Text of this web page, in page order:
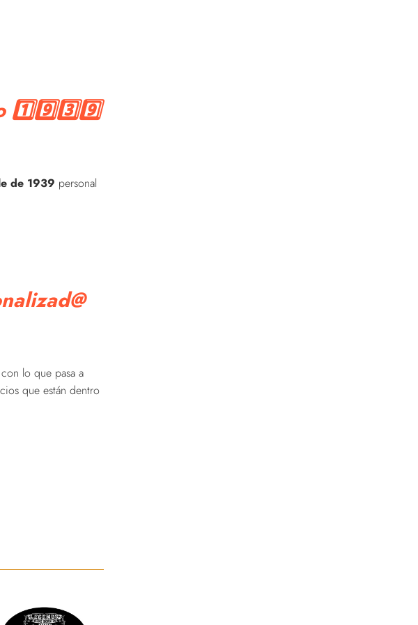
de 1939 personal
lo que pasa a
que están dentro